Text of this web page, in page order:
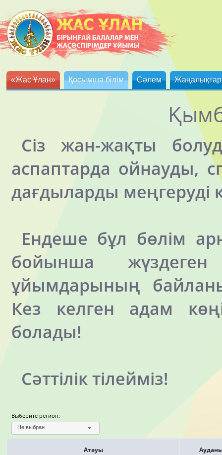
«Жас Ұлан» Қосымша білім Сәлем Жаңалықтар
Сіз жан-жақты
аспаптарда ойнауды,
дағдыларды меңгеруді
Ендеше бұл бөлім
бойынша
ұйымдарының
Кез келген адам
болады!
Сәттілік тілейміз!
Выберите регион:
Не выбран
Атауы